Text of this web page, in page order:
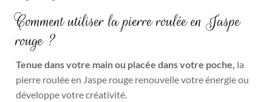
Comment utiliser la pierre roulée en Jaspe
rouge ?
Tenue dans votre main ou placée dans votre poche, la
pierre roulée en Jaspe rouge renouvelle votre énergie ou
développe votre créativité.